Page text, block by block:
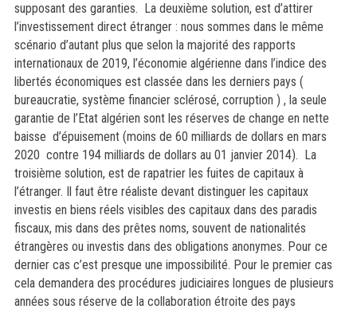
supposant des garanties. La deuxième solution, est d’attirer
l’investissement direct étranger : nous sommes dans le même
scénario d’autant plus que selon la majorité des rapports
internationaux de 2019, l’économie algérienne dans l’indice des
libertés économiques est classée dans les derniers pays (
bureaucratie, système financier sclérosé, corruption ) , la seule
garantie de l’Etat algérien sont les réserves de change en nette
baisse d’épuisement (moins de 60 milliards de dollars en mars
2020 contre 194 milliards de dollars au 01 janvier 2014). La
troisième solution, est de rapatrier les fuites de capitaux à
l’étranger. Il faut être réaliste devant distinguer les capitaux
investis en biens réels visibles des capitaux dans des paradis
fiscaux, mis dans des prêtes noms, souvent de nationalités
étrangères ou investis dans des obligations anonymes. Pour ce
dernier cas c’est presque une impossibilité. Pour le premier cas
cela demandera des procédures judiciaires longues de plusieurs
années sous réserve de la collaboration étroite des pays